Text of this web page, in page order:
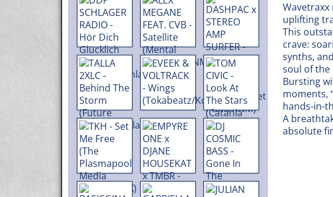
uplifting
This
crave:
synths,
soul of the
Bursting
moments,
hands-in-
A
absolute